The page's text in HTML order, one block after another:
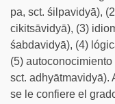
pa, sct. śilpavidyā),
cikitsāvidyā), (3)
śabdavidyā), (4)
(5)
sct. adhyātmavidyā).
se le confiere el